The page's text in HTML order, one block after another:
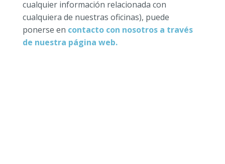
cualquier información relacionada con
cualquiera de nuestras oficinas), puede
ponerse en contacto con nosotros a través
de nuestra página web.